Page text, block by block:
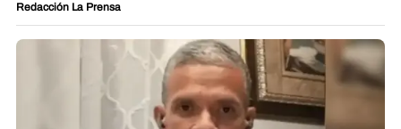
Redacción La Prensa